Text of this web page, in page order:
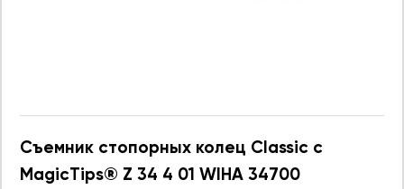
Съемник стопорных колец Classic с
MagicTips® Z 34 4 01 WIHA 34700